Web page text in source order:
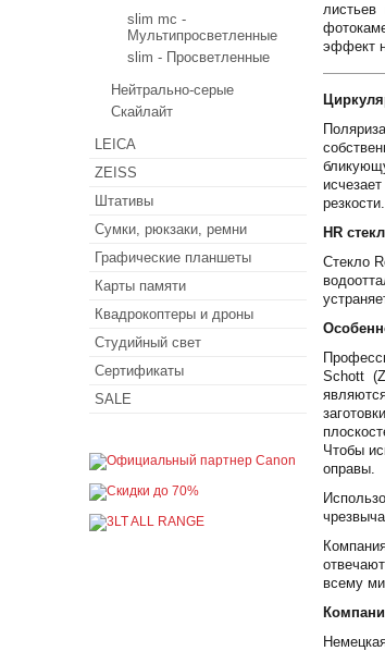
эффект
резкости.
HR
Стекло
Schott
Чтобы
оправы.
всему
slim mc -
Мультипросветленные
slim - Просветленные
Нейтрально-серые
Скайлайт
LEICA
ZEISS
Штативы
Сумки, рюкзаки, ремни
Графические планшеты
Карты памяти
Квадрокоптеры и дроны
Студийный свет
Сертификаты
SALE